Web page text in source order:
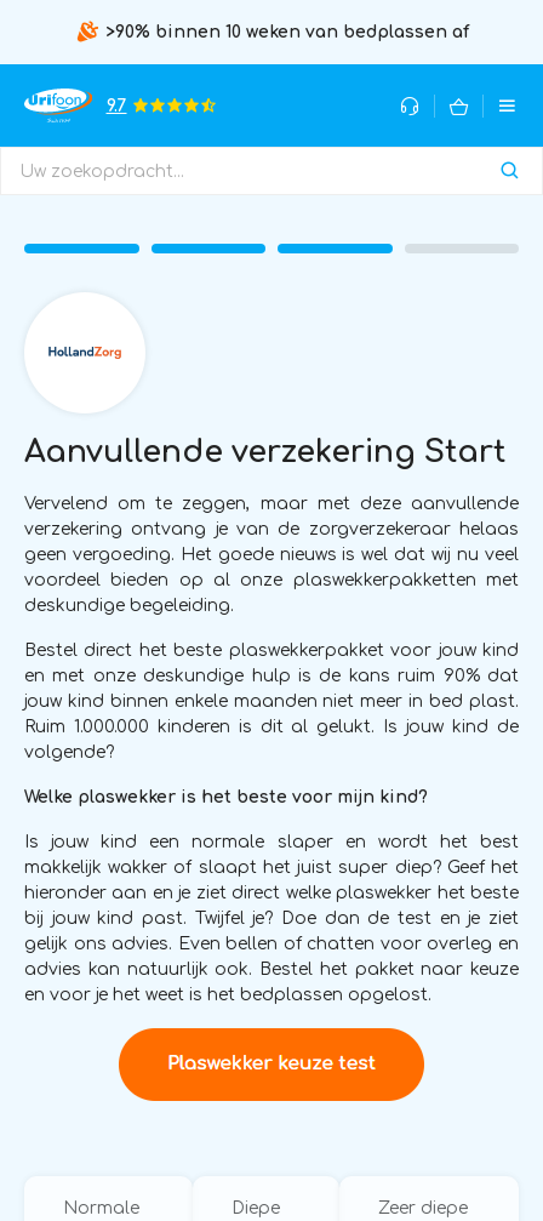
>90% binnen 10 weken van bedplassen af
9.7
Aanvullende verzekering Start
Vervelend om te zeggen, maar met deze aanvullende
verzekering ontvang je van de zorgverzekeraar helaas
geen vergoeding. Het goede nieuws is wel dat wij nu veel
voordeel bieden op al onze plaswekkerpakketten met
deskundige begeleiding.
Bestel direct het beste plaswekkerpakket voor jouw kind
en met onze deskundige hulp is de kans ruim 90% dat
jouw kind binnen enkele maanden niet meer in bed plast.
Ruim 1.000.000 kinderen is dit al gelukt. Is jouw kind de
volgende?
Welke plaswekker is het beste voor mijn kind?
Is jouw kind een normale slaper en wordt het best
makkelijk wakker of slaapt het juist super diep? Geef het
hieronder aan en je ziet direct welke plaswekker het beste
bij jouw kind past. Twijfel je? Doe dan de test en je ziet
gelijk ons advies. Even bellen of chatten voor overleg en
advies kan natuurlijk ook. Bestel het pakket naar keuze
en voor je het weet is het bedplassen opgelost.
Normale
Diepe
Zeer diepe